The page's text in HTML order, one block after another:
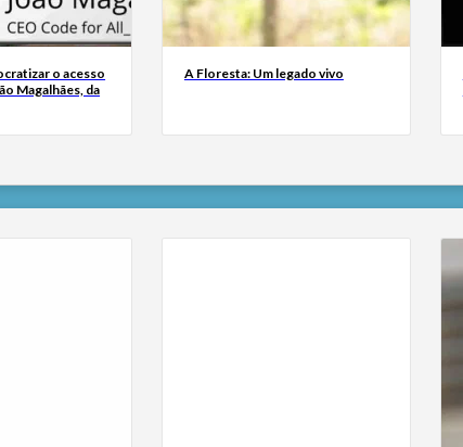
o acesso
Magalhães, da
A Floresta: Um legado vivo